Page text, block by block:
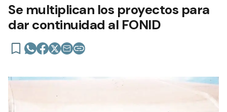
Se multiplican los proyectos para
dar continuidad al FONID